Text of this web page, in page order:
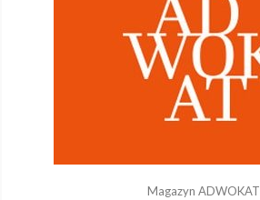
Magazyn ADWOKAT